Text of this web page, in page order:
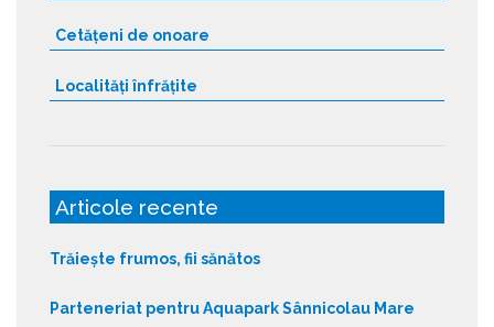
Cetățeni de onoare
Localități înfrățite
Articole recente
Trăiește frumos, fii sănătos
Parteneriat pentru Aquapark Sânnicolau Mare